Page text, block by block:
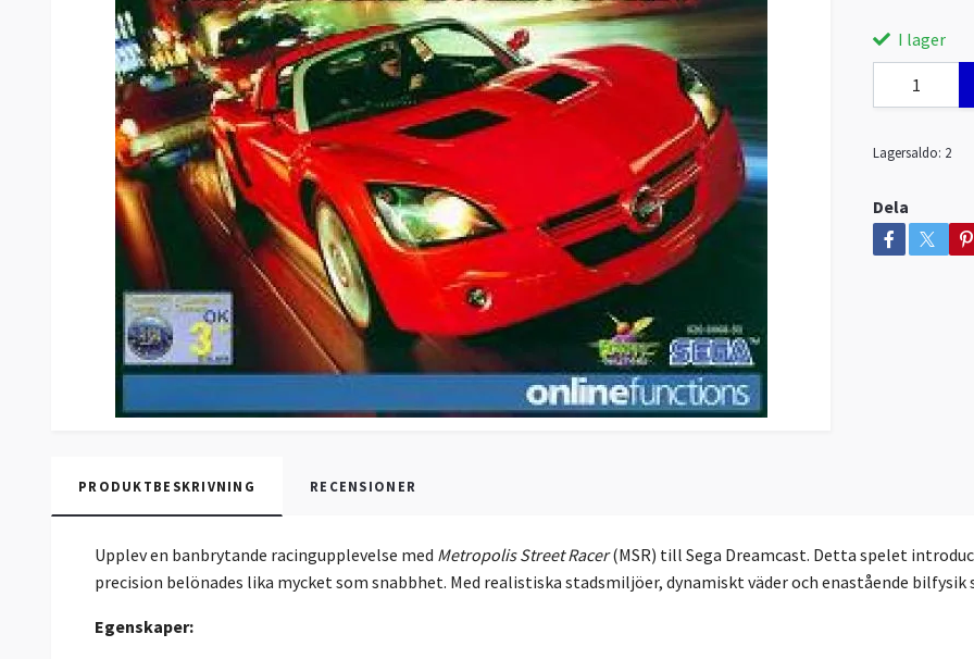
I lager
Lagersaldo: 2
Dela
PRODUKTBESKRIVNING RECENSIONER
Upplev en banbrytande racingupplevelse med Metropolis Street Racer(MSR) till Sega Dreamcast. Detta spelet
precision belönades lika mycket som snabbhet. Med realistiska stadsmiljöer, dynamiskt väder och enastående bilfysik
Egenskaper: